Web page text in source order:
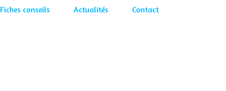
Fiches conseils Actualités Contact